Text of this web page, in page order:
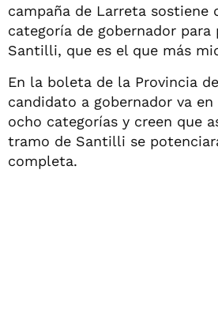
campaña de Larreta sostiene
categoría de gobernador para
Santilli, que es el que más
En la boleta de la Provincia
candidato a gobernador va
ocho categorías y creen que
tramo de Santilli se
completa.